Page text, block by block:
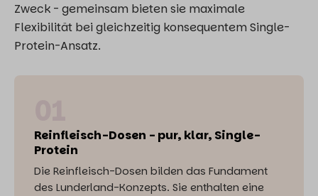
Zweck - gemeinsam bieten sie maximale
Flexibilität bei gleichzeitig konsequentem Single-
Protein-Ansatz.
Reinfleisch-Dosen - pur, klar, Single-
Protein
Die Reinfleisch-Dosen bilden das Fundament
des Lunderland-Konzepts. Sie enthalten eine